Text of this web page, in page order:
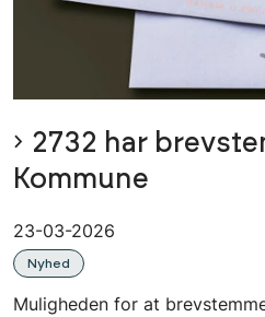
2732 har
Kommune
23-03-2026
Nyhed
Muligheden for at